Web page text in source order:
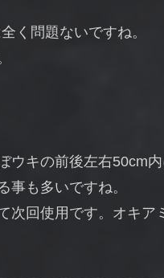
く問題ないですね。
ウキの前後左右50cm
事も多いですね。
次回使用です。オキア